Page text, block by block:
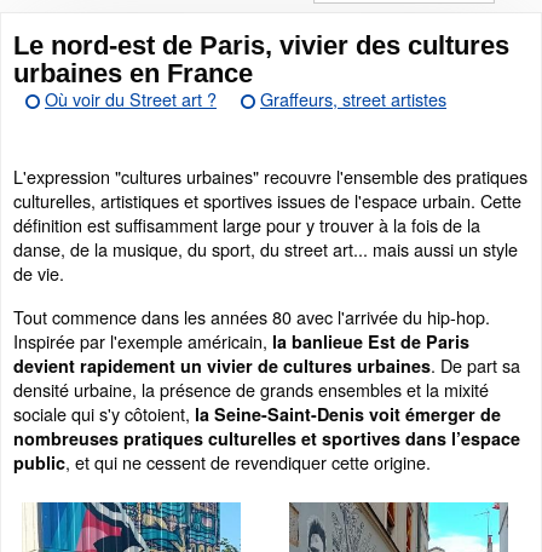
Le nord-est de Paris, vivier des cultures
urbaines en France
Où voir du Street art ? Graffeurs, street artistes
L'expression "cultures urbaines" recouvre l'ensemble des pratiques
culturelles, artistiques et sportives issues de l'espace urbain. Cette
définition est suffisamment large pour y trouver à la fois de la
danse, de la musique, du sport, du street art... mais aussi un style
de vie.
Tout commence dans les années 80 avec l'arrivée du hip-hop.
Inspirée par l'exemple américain, la banlieue Est de Paris
devient rapidement un vivier de cultures urbaines. De part sa
densité urbaine, la présence de grands ensembles et la mixité
sociale qui s'y côtoient, la Seine-Saint-Denis voit émerger de
nombreuses pratiques culturelles et sportives dans l’espace
public, et qui ne cessent de revendiquer cette origine.